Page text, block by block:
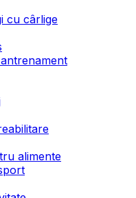
cu cârlige
alimente